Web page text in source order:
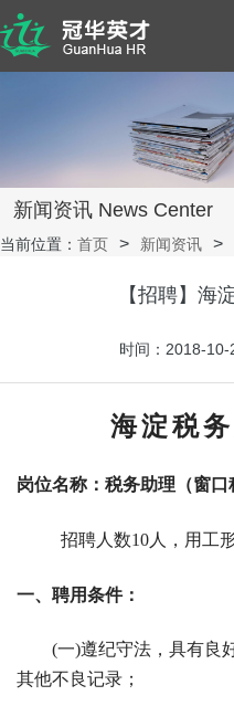
新闻资讯 News Center
当前位置： 首页 新闻资讯
【招聘】海
时间：2018-
海淀税务
岗位名称：税务助理（窗口
招聘人数10人，用工
一、聘用条件：
(一)遵纪守法，具有良
其他不良记录；